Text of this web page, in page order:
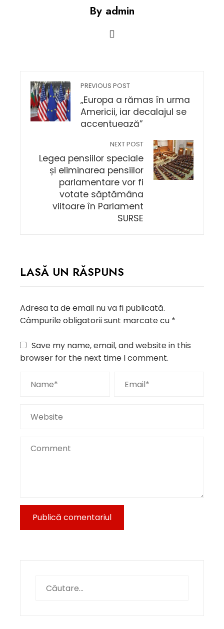
By admin
PREVIOUS POST
„Europa a rămas în urma
Americii, iar decalajul se
accentuează”
NEXT POST
Legea pensiilor speciale
și eliminarea pensiilor
parlamentare vor fi
votate săptămâna
viitoare în Parlament
SURSE
LASĂ UN RĂSPUNS
Adresa ta de email nu va fi publicată.
Câmpurile obligatorii sunt marcate cu *
Save my name, email, and website in this
browser for the next time I comment.
după: